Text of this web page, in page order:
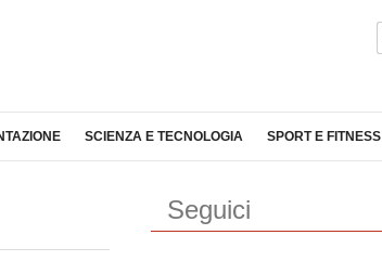
SCIENZA E TECNOLOGIA SPORT E FITNESS
Seguici